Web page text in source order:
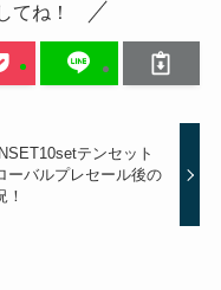
てね！
テンセット
ーバルプレセール後の
！